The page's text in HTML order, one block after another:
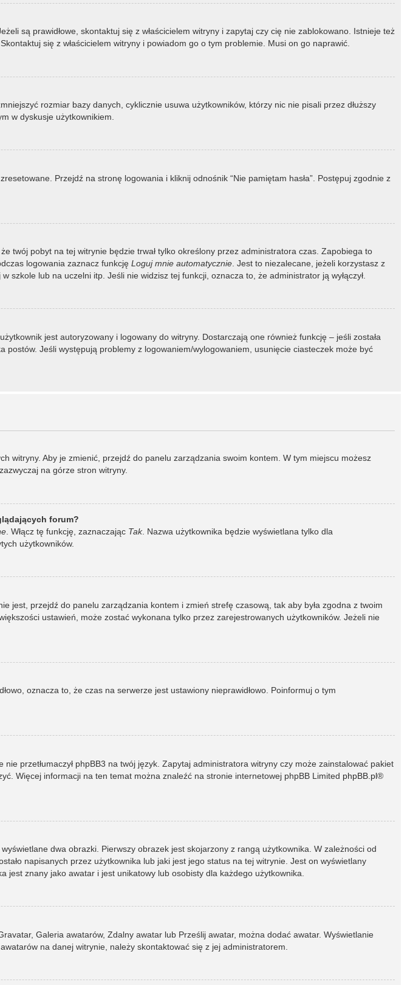
są prawidłowe, skontaktuj się z właścicielem witryny i zapytaj czy cię nie zablokowano. Istnieje też
się z właścicielem witryny i powiadom go o tym problemie. Musi on go naprawić.
rozmiar bazy danych, cyklicznie usuwa użytkowników, którzy nic nie pisali przez dłuższy
w dyskusje użytkownikiem.
Przejdź na stronę logowania i kliknij odnośnik “Nie pamiętam hasła”. Postępuj zgodnie z
twój pobyt na tej witrynie będzie trwał tylko określony przez administratora czas. Zapobiega to
logowania zaznacz funkcję Loguj mnie automatycznie. Jest to niezalecane, jeżeli korzystasz z
lub na uczelni itp. Jeśli nie widzisz tej funkcji, oznacza to, że administrator ją wyłączył.
jest autoryzowany i logowany do witryny. Dostarczają one również funkcję – jeśli została
Jeśli występują problemy z logowaniem/wylogowaniem, usunięcie ciasteczek może być
witryny. Aby je zmienić, przejdź do panelu zarządzania swoim kontem. W tym miejscu możesz
na górze stron witryny.
forum?
. Włącz tę funkcję, zaznaczając Tak. Nazwa użytkownika będzie wyświetlana tylko dla
użytkowników.
jest, przejdź do panelu zarządzania kontem i zmień strefę czasową, tak aby była zgodna z twoim
ustawień, może zostać wykonana tylko przez zarejestrowanych użytkowników. Jeżeli nie
oznacza to, że czas na serwerze jest ustawiony nieprawidłowo. Poinformuj o tym
przetłumaczył phpBB3 na twój język. Zapytaj administratora witryny czy może zainstalować pakiet
Więcej informacji na ten temat można znaleźć na stronie internetowej phpBB Limited phpBB.pl®
dwa obrazki. Pierwszy obrazek jest skojarzony z rangą użytkownika. W zależności od
napisanych przez użytkownika lub jaki jest jego status na tej witrynie. Jest on wyświetlany
jest znany jako awatar i jest unikatowy lub osobisty dla każdego użytkownika.
Galeria awatarów, Zdalny awatar lub Prześlij awatar, można dodać awatar. Wyświetlanie
na danej witrynie, należy skontaktować się z jej administratorem.